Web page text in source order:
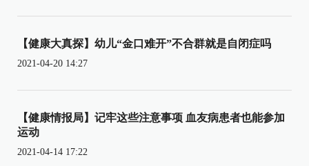
【健康大真探】幼儿“金口难开”不合群就是自闭症吗
2021-04-20 14:27
【健康情报局】记牢这些注意事项 血友病患者也能参加
运动
2021-04-14 17:22